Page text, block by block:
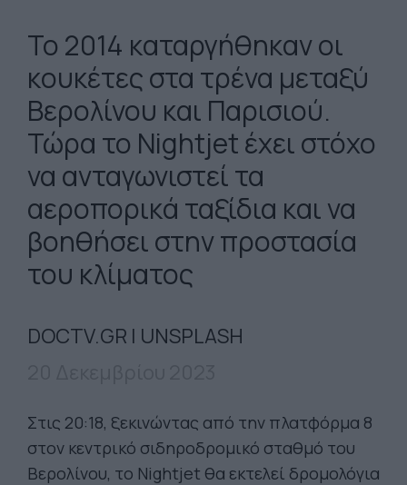
Το 2014 καταργήθηκαν οι
κουκέτες στα τρένα μεταξύ
Βερολίνου και Παρισιού.
Τώρα το Nightjet έχει στόχο
να ανταγωνιστεί τα
αεροπορικά ταξίδια και να
βοηθήσει στην προστασία
του κλίματος
DOCTV.GR | UNSPLASH
Στις 20:18, ξεκινώντας από την πλατφόρμα 8
στον κεντρικό σιδηροδρομικό σταθμό του
Βερολίνου, το Nightjet θα εκτελεί δρομολόγια